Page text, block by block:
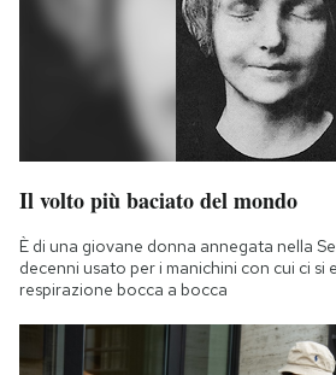
Il volto più baciato del mondo
È di una giovane donna annegata nella
decenni usato per i manichini con cui ci si
respirazione bocca a bocca